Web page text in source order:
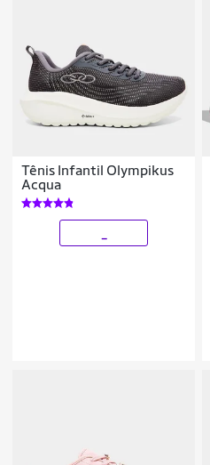
Tênis Infantil Olympikus
Acqua